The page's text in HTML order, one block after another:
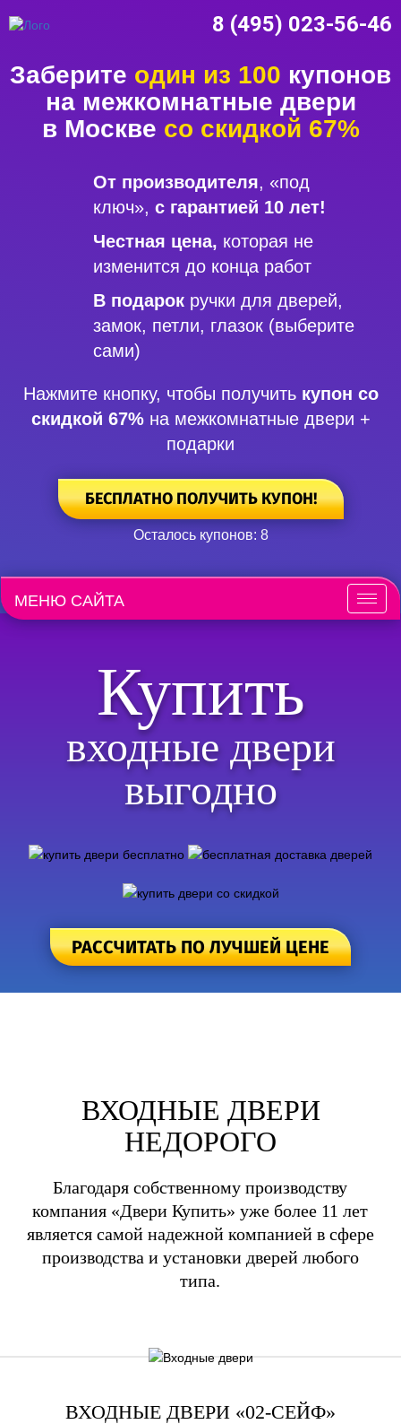
8 (495) 023-56-46
Заберите один из 100 купонов
на межкомнатные двери
в Москве со скидкой 67%
От производителя, «под
ключ», с гарантией 10 лет!
Честная цена, которая не
изменится до конца работ
В подарок ручки для дверей,
замок, петли, глазок (выберите
сами)
Нажмите кнопку, чтобы получить купон со
скидкой 67%на межкомнатные двери +
подарки
БЕСПЛАТНО ПОЛУЧИТЬ КУПОН!
Осталось купонов: 8
Меню
МЕНЮ САЙТА
Купить
входные двери
выгодно
РАСCЧИТАТЬ ПО ЛУЧШЕЙ ЦЕНЕ
ВХОДНЫЕ ДВЕРИ
НЕДОРОГО
Благодаря собственному производству
компания «Двери Купить» уже более 11 лет
является самой надежной компанией в сфере
производства и установки дверей любого
типа.
ВХОДНЫЕ ДВЕРИ «02-СЕЙФ»